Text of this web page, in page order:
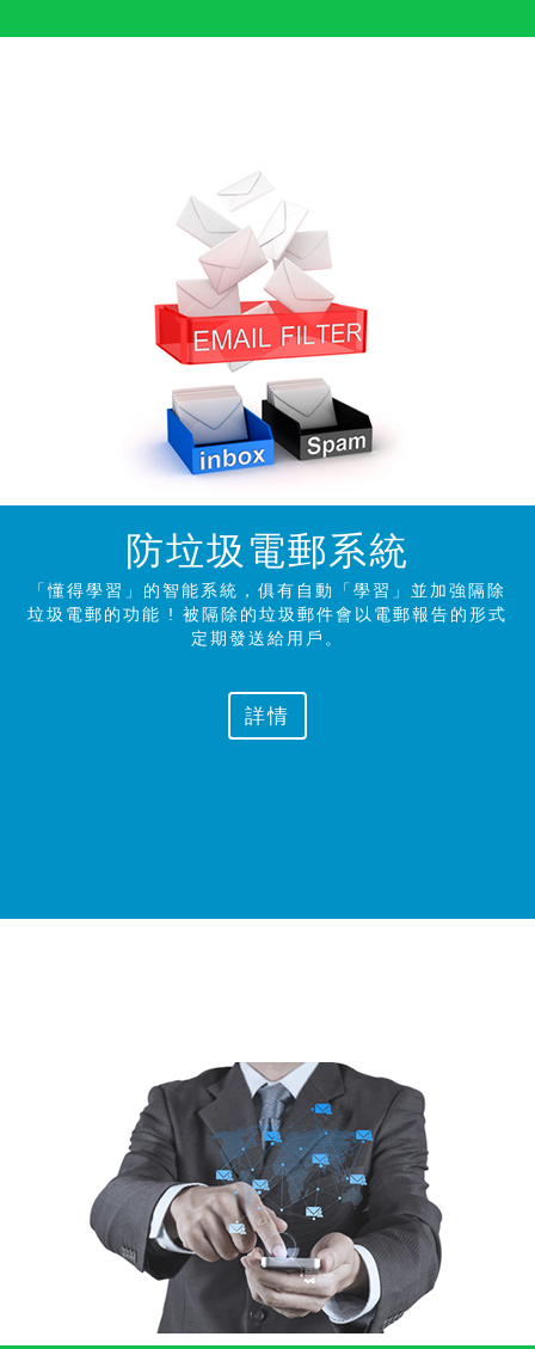
防垃圾電郵系統
「懂得學習」的智能系統，俱有自動「學習」並加強隔除
垃圾電郵的功能 ! 被隔除的垃圾郵件會以電郵報告的形式
定期發送給 用戶。
詳情